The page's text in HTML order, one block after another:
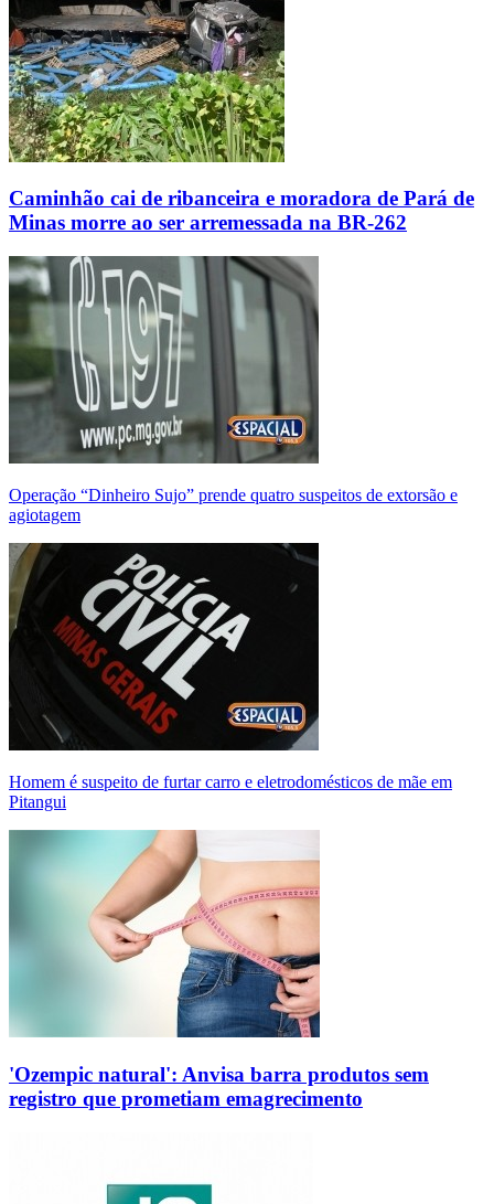
Caminhão cai de ribanceira e moradora de Pará de
Minas morre ao ser arremessada na BR-262
Operação “Dinheiro Sujo” prende quatro suspeitos de extorsão e
agiotagem
Homem é suspeito de furtar carro e eletrodomésticos de mãe em
Pitangui
'Ozempic natural': Anvisa barra produtos sem
registro que prometiam emagrecimento